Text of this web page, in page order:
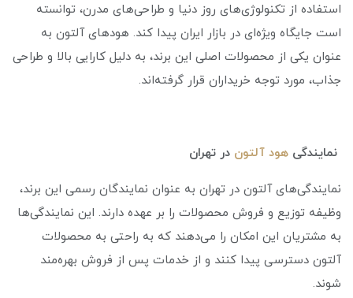
استفاده از تکنولوژی‌های روز دنیا و طراحی‌های مدرن، توانسته
است جایگاه ویژه‌ای در بازار ایران پیدا کند. هودهای آلتون به
عنوان یکی از محصولات اصلی این برند، به دلیل کارایی بالا و طراحی
جذاب، مورد توجه خریداران قرار گرفته‌اند.
نمایندگی هود آلتون در تهران
نمایندگی‌های آلتون در تهران به عنوان نمایندگان رسمی این برند،
وظیفه توزیع و فروش محصولات را بر عهده دارند. این نمایندگی‌ها
به مشتریان این امکان را می‌دهند که به راحتی به محصولات
آلتون دسترسی پیدا کنند و از خدمات پس از فروش بهره‌مند
شوند.